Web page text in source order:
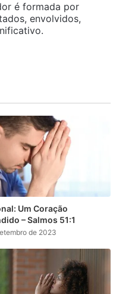
é formada por
envolvidos,
Um Coração
– Salmos 51:1
de 2023